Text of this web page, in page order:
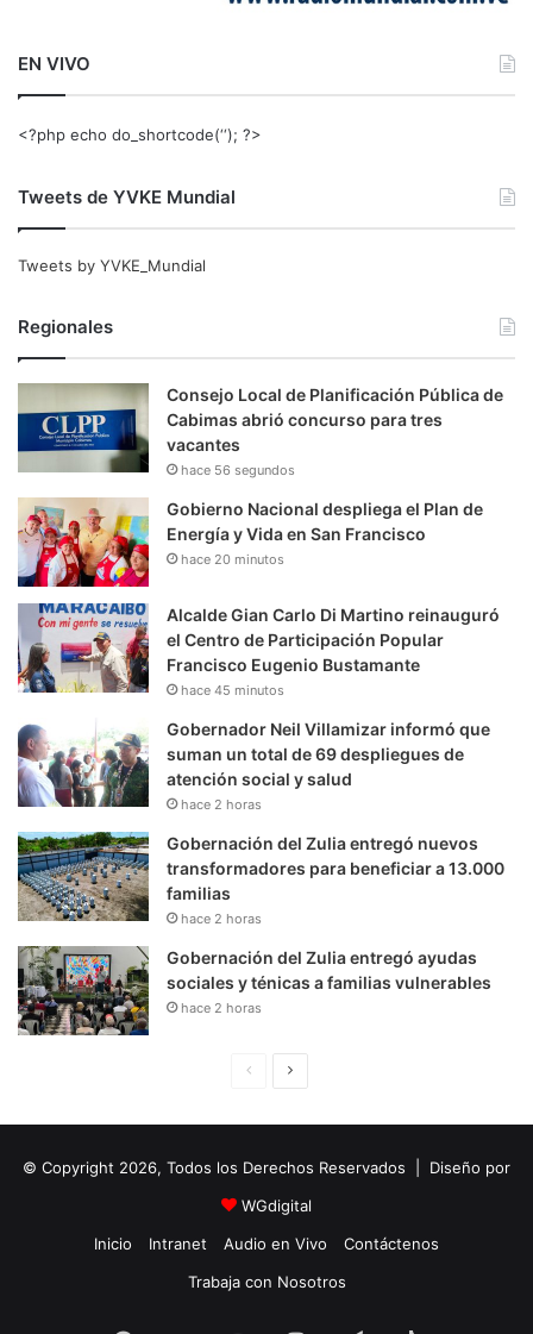
EN VIVO
<?php echo do_shortcode(‘‘); ?>
Tweets de YVKE Mundial
Tweets by YVKE_Mundial
Regionales
Consejo Local de Planificación Pública de
Cabimas abrió concurso para tres
vacantes
hace 56 segundos
Gobierno Nacional despliega el Plan de
Energía y Vida en San Francisco
hace 20 minutos
Alcalde Gian Carlo Di Martino reinauguró
el Centro de Participación Popular
Francisco Eugenio Bustamante
hace 45 minutos
Gobernador Neil Villamizar informó que
suman un total de 69 despliegues de
atención social y salud
hace 2 horas
Gobernación del Zulia entregó nuevos
transformadores para beneficiar a 13.000
familias
hace 2 horas
Gobernación del Zulia entregó ayudas
sociales y ténicas a familias vulnerables
hace 2 horas
i
n
a
u
i
e
© Copyright 2026, Todos los Derechos Reservados | Diseño por
WGdigital
Inicio
Intranet Audio en Vivo
Contáctenos
Trabaja con Nosotros